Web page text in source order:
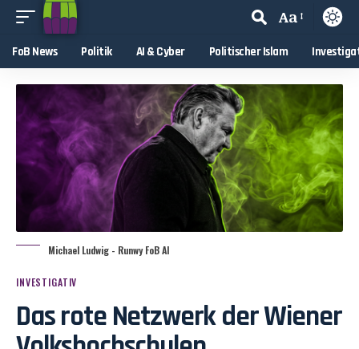
Aa
FoB News Politik AI & Cyber Politischer Islam
Michael Ludwig - Runwy FoB AI
INVESTIGATIV
Das rote Netzwerk der Wiener